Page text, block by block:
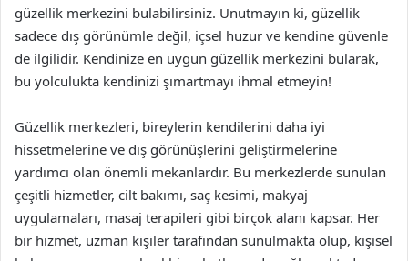
güzellik merkezini bulabilirsiniz. Unutmayın ki, güzellik
sadece dış görünümle değil, içsel huzur ve kendine güvenle
de ilgilidir. Kendinize en uygun güzellik merkezini bularak,
bu yolculukta kendinizi şımartmayı ihmal etmeyin!
Güzellik merkezleri, bireylerin kendilerini daha iyi
hissetmelerine ve dış görünüşlerini geliştirmelerine
yardımcı olan önemli mekanlardır. Bu merkezlerde sunulan
çeşitli hizmetler, cilt bakımı, saç kesimi, makyaj
uygulamaları, masaj terapileri gibi birçok alanı kapsar. Her
bir hizmet, uzman kişiler tarafından sunulmakta olup, kişisel